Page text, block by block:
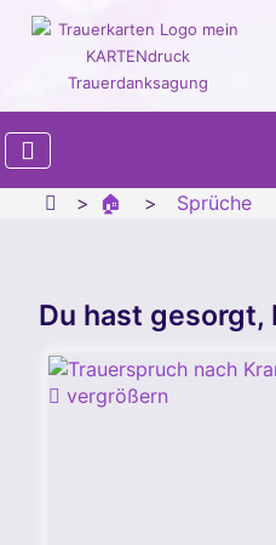
🏠 Sprüche
Du hast
vergrößern